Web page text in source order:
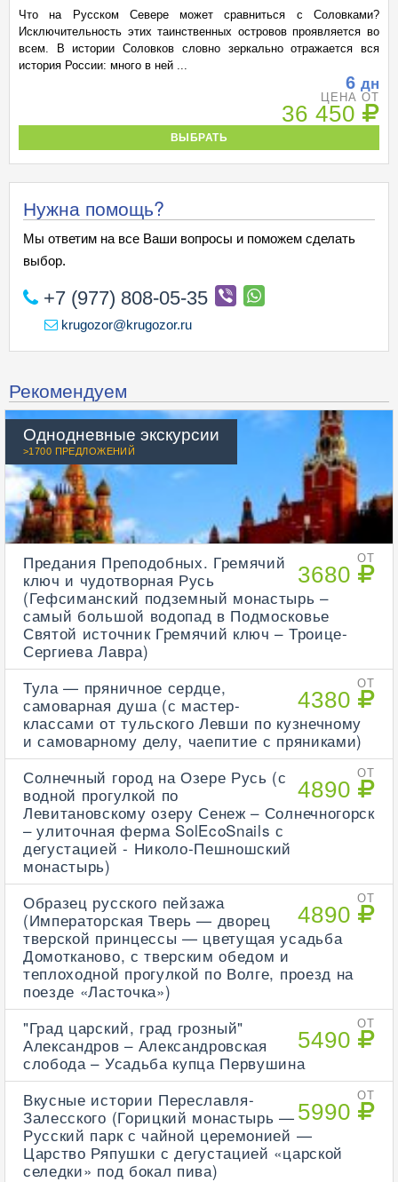
Что на Русском Севере может сравниться с Соловками?
Исключительность этих таинственных островов проявляется во
всем. В истории Соловков словно зеркально отражается вся
история России: много в ней ...
6 дн
ЦЕНА ОТ
36 450
ВЫБРАТЬ
Нужна помощь?
Мы ответим на все Ваши вопросы и поможем сделать
выбор.
+7 (977) 808-05-35
krugozor@krugozor.ru
Рекомендуем
Однодневные экскурсии
>1700 ПРЕДЛОЖЕНИЙ
ОТ
3680
Предания Преподобных. Гремячий
ключ и чудотворная Русь
(Гефсиманский подземный монастырь –
самый большой водопад в Подмосковье
Святой источник Гремячий ключ – Троице-
Сергиева Лавра)
ОТ
4380
Тула — пряничное сердце,
самоварная душа (с мастер-
классами от тульского Левши по кузнечному
и самоварному делу, чаепитие с пряниками)
ОТ
4890
Солнечный город на Озере Русь (с
водной прогулкой по
Левитановскому озеру Сенеж – Солнечногорск
– улиточная ферма SolEcoSnails с
дегустацией - Николо-Пешношский
монастырь)
ОТ
4890
Образец русского пейзажа
(Императорская Тверь — дворец
тверской принцессы — цветущая усадьба
Домотканово, с тверским обедом и
теплоходной прогулкой по Волге, проезд на
поезде «Ласточка»)
ОТ
5490
"Град царский, град грозный"
Александров – Александровская
слобода – Усадьба купца Первушина
ОТ
5990
Вкусные истории Переславля-
Залесского (Горицкий монастырь —
Русский парк с чайной церемонией —
Царство Ряпушки с дегустацией «царской
селедки» под бокал пива)